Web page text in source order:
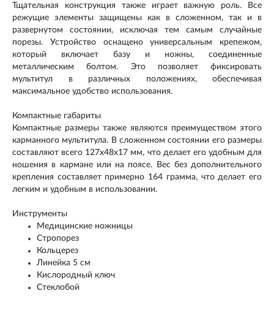
Тщательная конструкция также играет важную роль. Все
режущие элементы защищены как в сложенном, так и в
развернутом состоянии, исключая тем самым случайные
порезы. Устройство оснащено универсальным крепежом,
который включает базу и ножны, соединенные
металлическим болтом. Это позволяет фиксировать
мультитул в различных положениях, обеспечивая
максимальное удобство использования.
Компактные габариты
Компактные размеры также являются преимуществом этого
карманного мультитула. В сложенном состоянии его размеры
составляют всего 127x48x17 мм, что делает его удобным для
ношения в кармане или на поясе. Вес без дополнительного
крепления составляет примерно 164 грамма, что делает его
легким и удобным в использовании.
Инструменты
Медицинские ножницы
Стропорез
Кольцерез
Линейка 5 см
Кислородный ключ
Стеклобой